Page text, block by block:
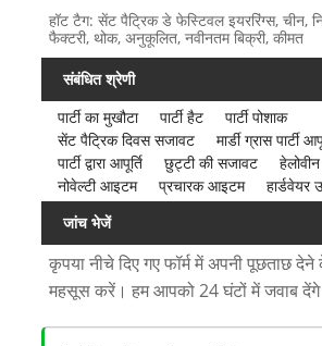
हॉट टैग: सेंट पैट्रिक डे फेस्टिवल इयररिंग्स, चीन,
फैक्टरी, थोक, अनुकूलित, नवीनतम बिक्री, कीमत
संबंधित श्रेणी
पार्टी का मुखौटा
पार्टी हैट
पार्टी पोशाक
सेंट पैट्रिक दिवस सजावट
मार्डी ग्रास पार्टी
पार्टी द्वारा आपूर्ति
छुट्टी की सजावट
नोवेल्टी आइटम
प्रचारक आइटम
हार्डवेयर
जांच भेजें
कृपया नीचे दिए गए फॉर्म में अपनी पूछताछ
महसूस करें। हम आपको 24 घंटों में जवाब